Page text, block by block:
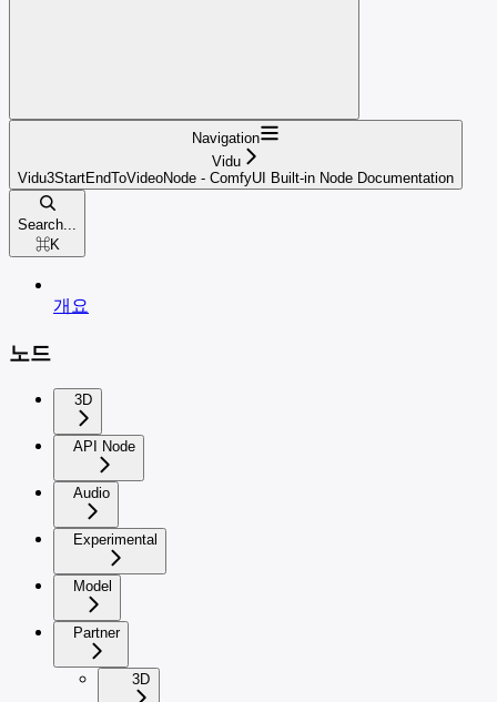
Navigation
Vidu
Vidu3StartEndToVideoNode - ComfyUI Built-in Node Documentation
Search...
⌘K
개요
노드
3D
API Node
Audio
Experimental
Model
Partner
3D